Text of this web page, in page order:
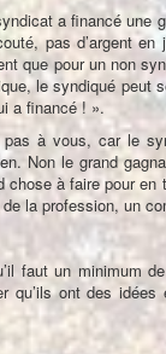
a financé
pas d’argent
que pour un non
le syndiqué peut
a financé ! ».
à vous, car le
Non le grand
chose à faire pour
la profession, un
faut un minimum
qu’ils ont des